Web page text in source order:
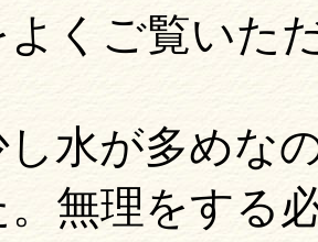
くご覧いた
水が多めな
。無理をする